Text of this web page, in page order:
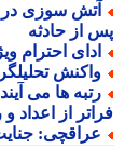
سوزی در
از حادثه
احترام
تحلیلگر
ها می آیند،
از اعداد و
جنایت